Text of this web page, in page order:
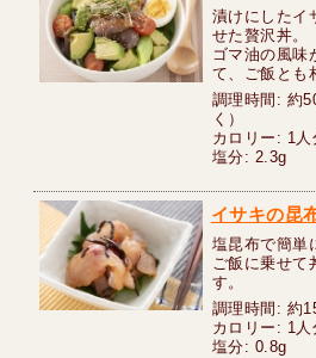
漬けにしたイ
せた贅沢丼。
ゴマ油の風味
て、ご飯とも
調理時間: 約
く）
カロリー: 1人
塩分: 2.3g
イサキの昆
塩昆布で簡単
ご飯に乗せて
す。
調理時間: 約
カロリー: 1人
塩分: 0.8g